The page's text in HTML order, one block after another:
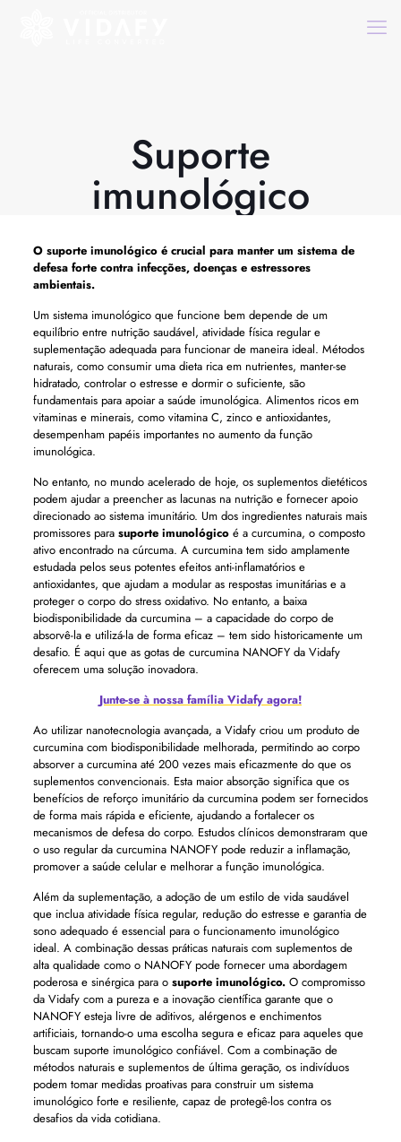
Suporte
imunológico
O suporte imunológicoé crucial para manter um sistema de
defesa forte contra infecções, doenças e estressores
ambientais.
Um sistema imunológico que funcione bem depende de um
equilíbrio entre nutrição saudável, atividade física regular e
suplementação adequada para funcionar de maneira ideal. Métodos
naturais, como consumir uma dieta rica em nutrientes, manter-se
hidratado, controlar o estresse e dormir o suficiente, são
fundamentais para apoiar a saúde imunológica. Alimentos ricos em
vitaminas e minerais, como vitamina C, zinco e antioxidantes,
desempenham papéis importantes no aumento da função
imunológica.
No entanto, no mundo acelerado de hoje, os suplementos dietéticos
podem ajudar a preencher as lacunas na nutrição e fornecer apoio
direcionado ao sistema imunitário. Um dos ingredientes naturais mais
promissores para suporte imunológicoé a curcumina, o composto
ativo encontrado na cúrcuma. A curcumina tem sido amplamente
estudada pelos seus potentes efeitos anti-inflamatórios e
antioxidantes, que ajudam a modular as respostas imunitárias e a
proteger o corpo do stress oxidativo. No entanto, a baixa
biodisponibilidade da curcumina – a capacidade do corpo de
absorvê-la e utilizá-la de forma eficaz – tem sido historicamente um
desafio. É aqui que as gotas de curcumina NANOFY da Vidafy
oferecem uma solução inovadora.
Junte-se à nossa família Vidafy agora!
Ao utilizar nanotecnologia avançada, a Vidafy criou um produto de
curcumina com biodisponibilidade melhorada, permitindo ao corpo
absorver a curcumina até 200 vezes mais eficazmente do que os
suplementos convencionais. Esta maior absorção significa que os
benefícios de reforço imunitário da curcumina podem ser fornecidos
de forma mais rápida e eficiente, ajudando a fortalecer os
mecanismos de defesa do corpo. Estudos clínicos demonstraram que
o uso regular da curcumina NANOFY pode reduzir a inflamação,
promover a saúde celular e melhorar a função imunológica.
Além da suplementação, a adoção de um estilo de vida saudável
que inclua atividade física regular, redução do estresse e garantia de
sono adequado é essencial para o funcionamento imunológico
ideal. A combinação dessas práticas naturais com suplementos de
alta qualidade como o NANOFY pode fornecer uma abordagem
poderosa e sinérgica para o suporte imunológico.O compromisso
da Vidafy com a pureza e a inovação científica garante que o
NANOFY esteja livre de aditivos, alérgenos e enchimentos
artificiais, tornando-o uma escolha segura e eficaz para aqueles que
buscam suporte imunológico confiável. Com a combinação de
métodos naturais e suplementos de última geração, os indivíduos
podem tomar medidas proativas para construir um sistema
imunológico forte e resiliente, capaz de protegê-los contra os
desafios da vida cotidiana.